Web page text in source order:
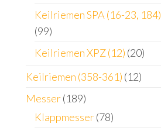
Keilriemen SPA (16-23, 184)
(99)
Keilriemen XPZ (12) (20)
Keilriemen (358-361) (12)
Messer (189)
Klappmesser (78)